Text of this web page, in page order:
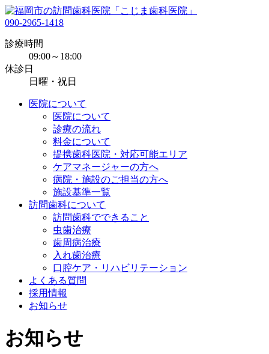
090-2965-1418
診療時間
09:00～18:00
休診日
日曜・祝日
医院について
医院について
診療の流れ
料金について
提携歯科医院・対応可能エリア
ケアマネージャーの方へ
病院・施設のご担当の方へ
施設基準一覧
訪問歯科について
訪問歯科でできること
虫歯治療
歯周病治療
入れ歯治療
口腔ケア・リハビリテーション
よくある質問
採用情報
お知らせ
お知らせ